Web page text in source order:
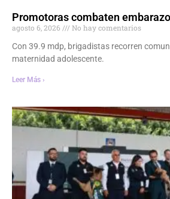
Promotoras combaten
agosto 6, 2026
No hay comentarios
Con 39.9 mdp, brigadistas recorren
maternidad adolescente.
Leer Más ›